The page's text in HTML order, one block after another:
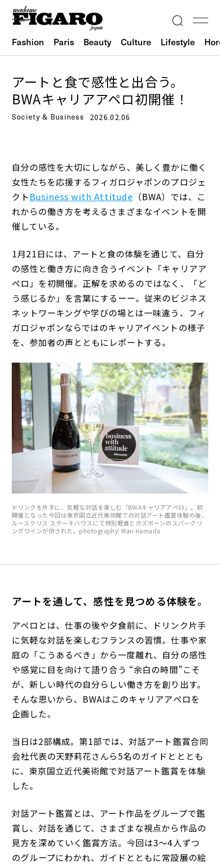
Fashion Paris Beauty Culture Lifestyle
アートと食で感性と出合う。
BWAキャリアアペロ初開催！
Society & Business 2026.02.06
自分の感性を大切にしながら、美しく豊かに働く
女性たちを応援するフィガロジャポンのプロジェ
クト Business with Attitude （BWA）では、こ
れからの働き方を考えるさまざまなイベントを開
催している。
1月21日には、アートと食の体験を通じて、自分
の感性と働き方に向き合うイベント「キャリアア
ペロ」を初開催。正解を求めるのではなく、「ど
う感じるか」を言葉にするーー。従来のビジネス
ネットワーキングや学びの場とは一味違う、フィ
ガロジャポンならではのキャリアイベントの様子
を、参加者の声とともにレポートする。
ドリンクを片手に、気軽な対話を楽しむ「BWAキャリアアペロ」。初
開催となった今回は東京国立近代美術館での対話アート鑑賞体験の後、
ルースクリス ステーキハウスにて特別軽食とガズボーンのスパークリ
ングワインが供された。photography: Mari Hamada
アートを通して、感性を見つめる体験を。
アペロとは、仕事の後や夕食前に、ドリンク片手
に気軽な対話を楽しむフランスの習慣。仕事や家
庭の「こうあるべき」から一度離れ、自分の感性
や感覚に目を向けて語り合う “余白の時間”こそ
が、新しい時代の自分らしい働き方を創り出す。
そんな思いから、BWAはこのキャリアアペロを
企画した。
当日は2部構成。第1部では、対話アート鑑賞合同
会社代表の天野莉花さんら5名のガイドとととも
に、東京国立近代美術館で対話アート鑑賞を体験
した。
対話アート鑑賞とは、アート作品をグループで鑑
賞し、対話を通じて、さまざまな視点から作品の
見方を深めていく鑑賞方法。今回は3〜4人ずつ
のグループにわかれ、ガイドとともに常設展の絵